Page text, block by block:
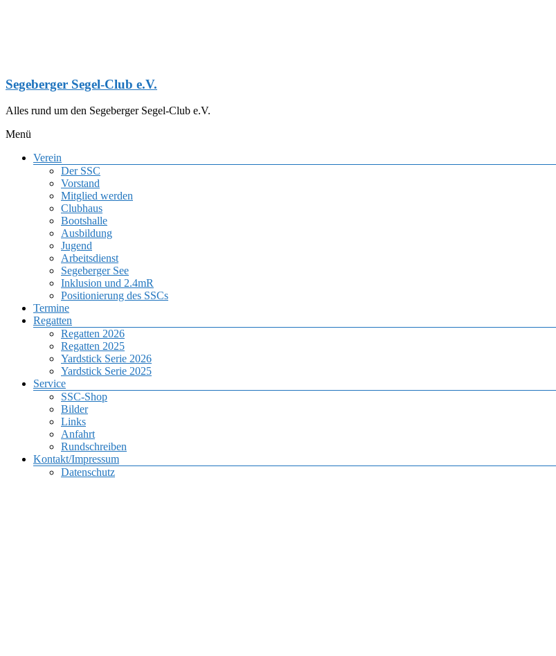
Segeberger Segel-Club e.V.
Alles rund um den Segeberger Segel-Club e.V.
Menü
Verein
Der SSC
Vorstand
Mitglied werden
Clubhaus
Bootshalle
Ausbildung
Jugend
Arbeitsdienst
Segeberger See
Inklusion und 2.4mR
Positionierung des SSCs
Termine
Regatten
Regatten 2026
Regatten 2025
Yardstick Serie 2026
Yardstick Serie 2025
Service
SSC-Shop
Bilder
Links
Anfahrt
Rundschreiben
Kontakt/Impressum
Datenschutz